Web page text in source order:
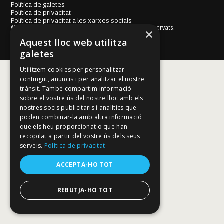
Política de galetes
Política de privacitat
Política de privacitat a les xarxes socials
© Fundació Mallorca Literària 2026. Tots els drets reservats.
Disseny i desenvolupament web BESTALDE STUDIO
×
Aquest lloc web utilitza
galetes
Utilitzem cookies per personalitzar
contingut, anuncis i per analitzar el nostre
trànsit. També compartim informació
sobre el vostre ús del nostre lloc amb els
nostres socis publicitaris i analítics que
poden combinar-la amb altra informació
que els heu proporcionat o que han
recopilat a partir del vostre ús dels seus
serveis. Política de privacitat
ACCEPTA-HO TOT
REBUTJA-HO TOT